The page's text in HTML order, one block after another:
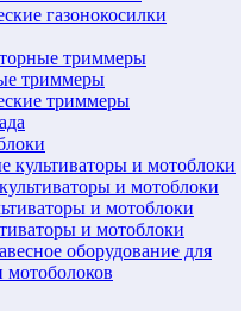
газонокосилки
триммеры
триммеры
триммеры
культиваторы и мотоблоки
и мотоблоки
и мотоблоки
и мотоблоки
оборудование для
мотоболоков